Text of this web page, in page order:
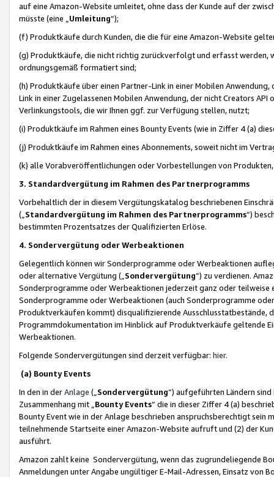
auf eine Amazon-Website umleitet, ohne dass der Kunde auf der
müsste (eine „ Umleitung“);
(f) Produktkäufe durch Kunden, die die für eine Amazon-Website
(g) Produktkäufe, die nicht richtig zurückverfolgt und erfasst werden,
ordnungsgemäß formatiert sind;
(h) Produktkäufe über einen Partner-Link in einer Mobilen
Link in einer Zugelassenen Mobilen Anwendung, der nicht Creators
Verlinkungstools, die wir Ihnen ggf. zur Verfügung stellen, nutzt;
(i) Produktkäufe im Rahmen eines Bounty Events (wie in Ziffer 4 (a)
(j) Produktkäufe im Rahmen eines Abonnements, soweit nicht im
(k) alle Vorabveröffentlichungen oder Vorbestellungen von
3. Standardvergütung im Rahmen des Partnerprogramms
Vorbehaltlich der in diesem Vergütungskatalog beschriebenen
(„ Standardvergütung im Rahmen des Partnerprogramms“)
bestimmten Prozentsatzes der Qualifizierten Erlöse.
4. Sondervergütung oder Werbeaktionen
Gelegentlich können wir Sonderprogramme oder Werbeaktionen
oder alternative Vergütung („ Sondervergütung”) zu verdienen.
Sonderprogramme oder Werbeaktionen jederzeit ganz oder
Sonderprogramme oder Werbeaktionen (auch Sonderprogramme
Produktverkäufen kommt) disqualifizierende Ausschlusstatbestände,
Programmdokumentation im Hinblick auf Produktverkäufe geltende
Werbeaktionen.
Folgende Sondervergütungen sind derzeit verfügbar: hier.
(a) Bounty Events
In den in derAnlage („ Sondervergütung“) aufgeführten Ländern
Zusammenhang mit „ Bounty Events“ die in dieser Ziffer 4 (a)
Bounty Event wie in der Anlage beschrieben anspruchsberechtigt sein
teilnehmende Startseite einer Amazon-Website aufruft und (2) der
ausführt.
Amazon zahlt keine Sondervergütung, wenn das zugrundeliegende
Anmeldungen unter Angabe ungültiger E-Mail-Adressen, Einsatz von